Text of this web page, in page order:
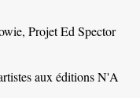
Projet Ed Spector
aux éditions N'A